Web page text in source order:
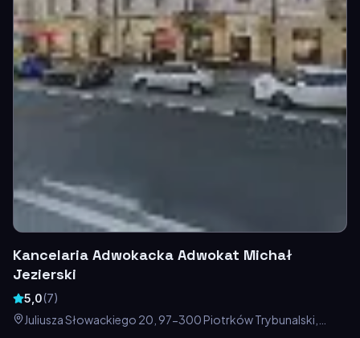
Kancelaria Adwokacka Adwokat Michał
Jezierski
5,0(7)
Juliusza Słowackiego 20, 97-300 Piotrków Trybunalski,